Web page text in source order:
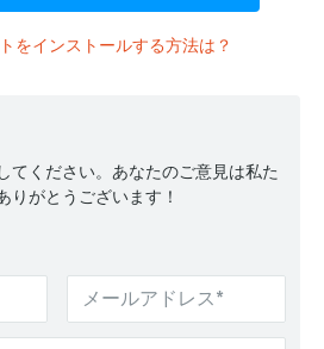
をインストールする方法は？
てください。あなたのご意見は私た
りがとうございます！